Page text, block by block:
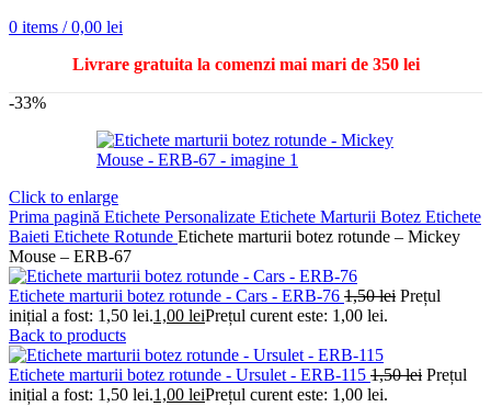
0 items / 0,00 lei
Livrare gratuita la comenzi mai mari de 350 lei
-33%
Click to enlarge
Prima pagină Etichete Personalizate Etichete Marturii Botez Etichete
Baieti Etichete Rotunde Etichete marturii botez rotunde – Mickey
Mouse – ERB-67
Etichete marturii botez rotunde - Cars - ERB-76 1,50lei Prețul
inițial a fost: 1,50 lei.1,00 leiPrețul curent este: 1,00 lei.
Back to products
Etichete marturii botez rotunde - Ursulet - ERB-115 1,50lei Prețul
inițial a fost: 1,50 lei.1,00 leiPrețul curent este: 1,00 lei.